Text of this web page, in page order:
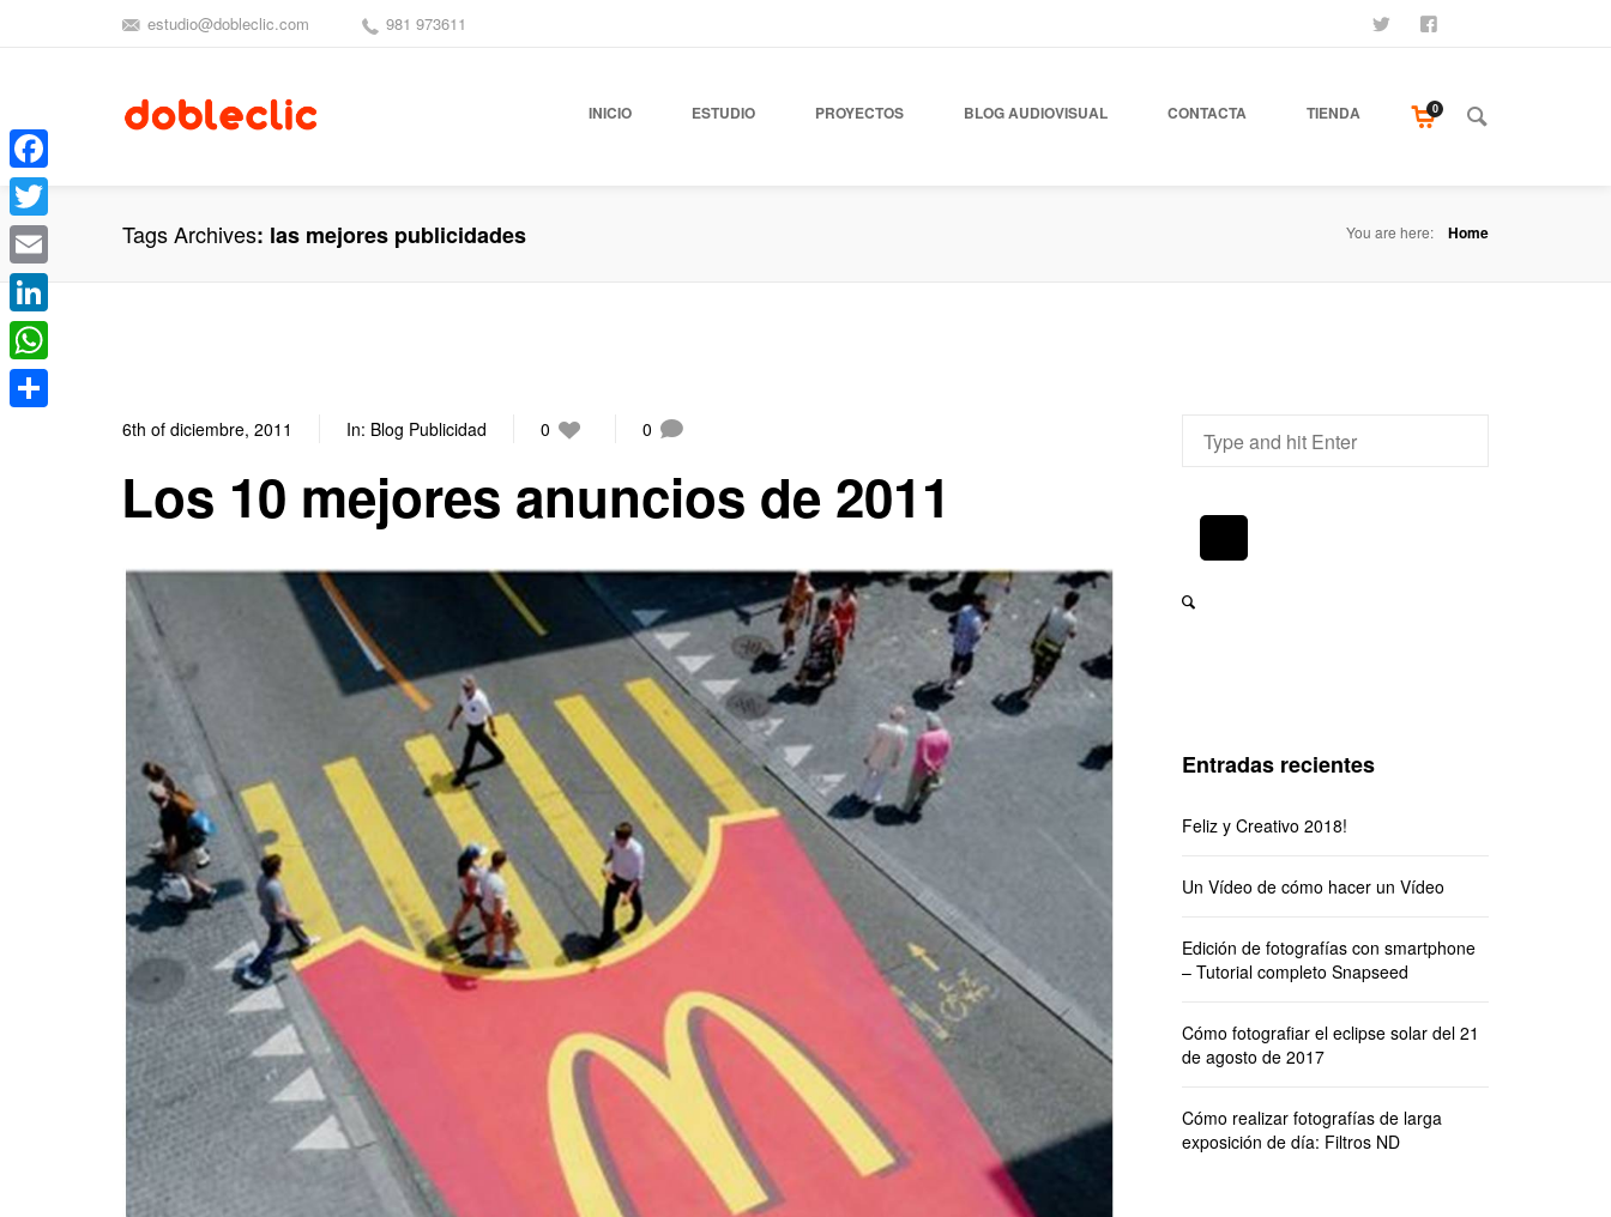
estudio@dobleclic.com 981 973611 SÍGUENOS
INICIO ESTUDIO PROYECTOS BLOG AUDIOVISUAL CONTACTA TIENDA 0
Tags Archives las mejores publicidades You are here: Home
6th of diciembre, 2011 In: Blog Publicidad 0 0
Los 10 mejores anuncios de 2011
Entradas recientes
Feliz y Creativo 2018!
Un Vídeo de cómo hacer un Vídeo
Edición de fotografías con smartphone
– Tutorial completo Snapseed
Cómo fotografiar el eclipse solar del 21
de agosto de 2017
Cómo realizar fotografías de larga
exposición de día: Filtros ND
Facebook
Twitter
Email
LinkedIn
WhatsApp